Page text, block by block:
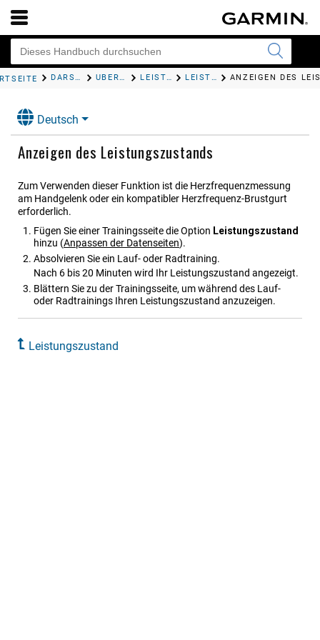
DARSTELLUNG ÜBERSICHTEN LEISTUNGSMESSWERTE LEISTUNGSZUSTAND
Deutsch
Anzeigen des Leistungszustands
Zum Verwenden dieser Funktion ist die Herzfrequenzmessung
am Handgelenk oder ein kompatibler Herzfrequenz-Brustgurt
erforderlich.
Fügen Sie einer Trainingsseite die Option Leistungszustand
hinzu (Anpassen der Datenseiten).
Absolvieren Sie ein Lauf- oder Radtraining.
Nach 6 bis 20 Minuten wird Ihr Leistungszustand angezeigt.
Blättern Sie zu der Trainingsseite, um während des Lauf-
oder Radtrainings Ihren Leistungszustand anzuzeigen.
Leistungszustand